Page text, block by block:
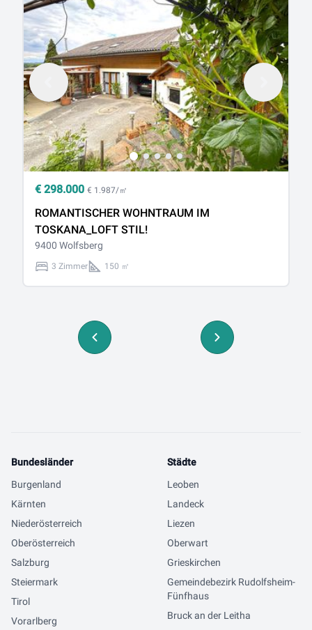
€ 298.000 € 1.987/㎡
ROMANTISCHER WOHNTRAUM IM
TOSKANA_LOFT STIL!
9400 Wolfsberg
3 Zimmer 150 ㎡
Bundesländer
Burgenland
Kärnten
Niederösterreich
Oberösterreich
Salzburg
Steiermark
Tirol
Vorarlberg
Städte
Leoben
Landeck
Liezen
Oberwart
Grieskirchen
Gemeindebezirk Rudolfsheim-
Fünfhaus
Bruck an der Leitha